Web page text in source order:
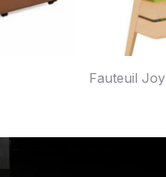
Fauteuil Joy